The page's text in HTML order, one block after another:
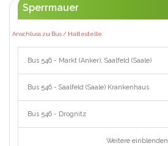
Sperrmauer
Anschluss zu Bus / Haltestelle:
Bus 546 - Markt (Anker), Saalfeld (Saale)
Bus 546 - Saalfeld (Saale) Krankenhaus
Bus 546 - Drognitz
Weitere einblenden